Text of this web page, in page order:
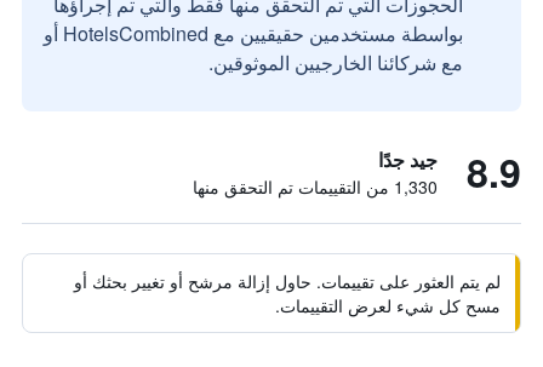
بواسطة مستخدمين حقيقيين مع HotelsCombined أو
مع شركائنا الخارجيين الموثوقين.
8.9 جيد جدًا
1,330 من التقييمات تم التحقق منها
لم يتم العثور على تقييمات. حاول إزالة مرشح أو تغيير بحثك أو
مسح كل شيء لعرض التقييمات.